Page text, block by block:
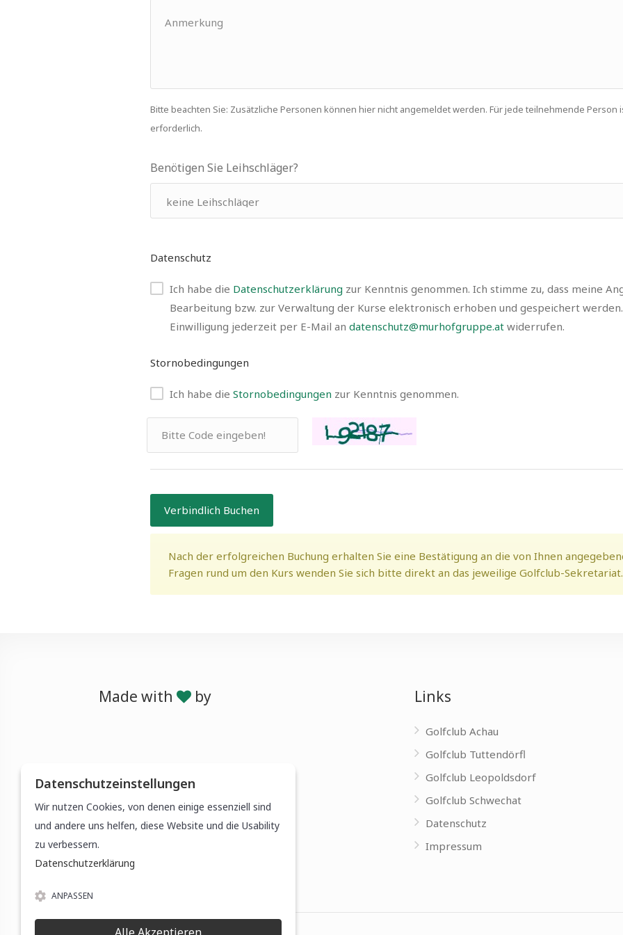
Bitte beachten Sie: Zusätzliche Personen können hier nicht angemeldet werden. Für jede teilnehmende Person
erforderlich.
Benötigen Sie Leihschläger?
Datenschutz
Ich habe die Datenschutzerklärung zur Kenntnis genommen. Ich stimme zu, dass meine
Bearbeitung bzw. zur Verwaltung der Kurse elektronisch erhoben und gespeichert
Einwilligung jederzeit per E-Mail andatenschutz@murhofgruppe.at widerrufen.
Stornobedingungen
Ich habe dieStornobedingungen zur Kenntnis genommen.
Verbindlich Buchen
Nach der erfolgreichen Buchung erhalten Sie eine Bestätigung an die von Ihnen
Fragen rund um den Kurs wenden Sie sich bitte direkt an das jeweilige Golfclub-Sekretariat.
Made with by Links
Golfclub Achau
Golfclub Tuttendörfl
Golfclub Leopoldsdorf
Golfclub Schwechat
Datenschutz
Impressum
Datenschutzeinstellungen
Wir nutzen Cookies, von denen einige essenziell sind
und andere uns helfen, diese Website und die Usability
zu verbessern.
Datenschutzerklärung
ANPASSEN